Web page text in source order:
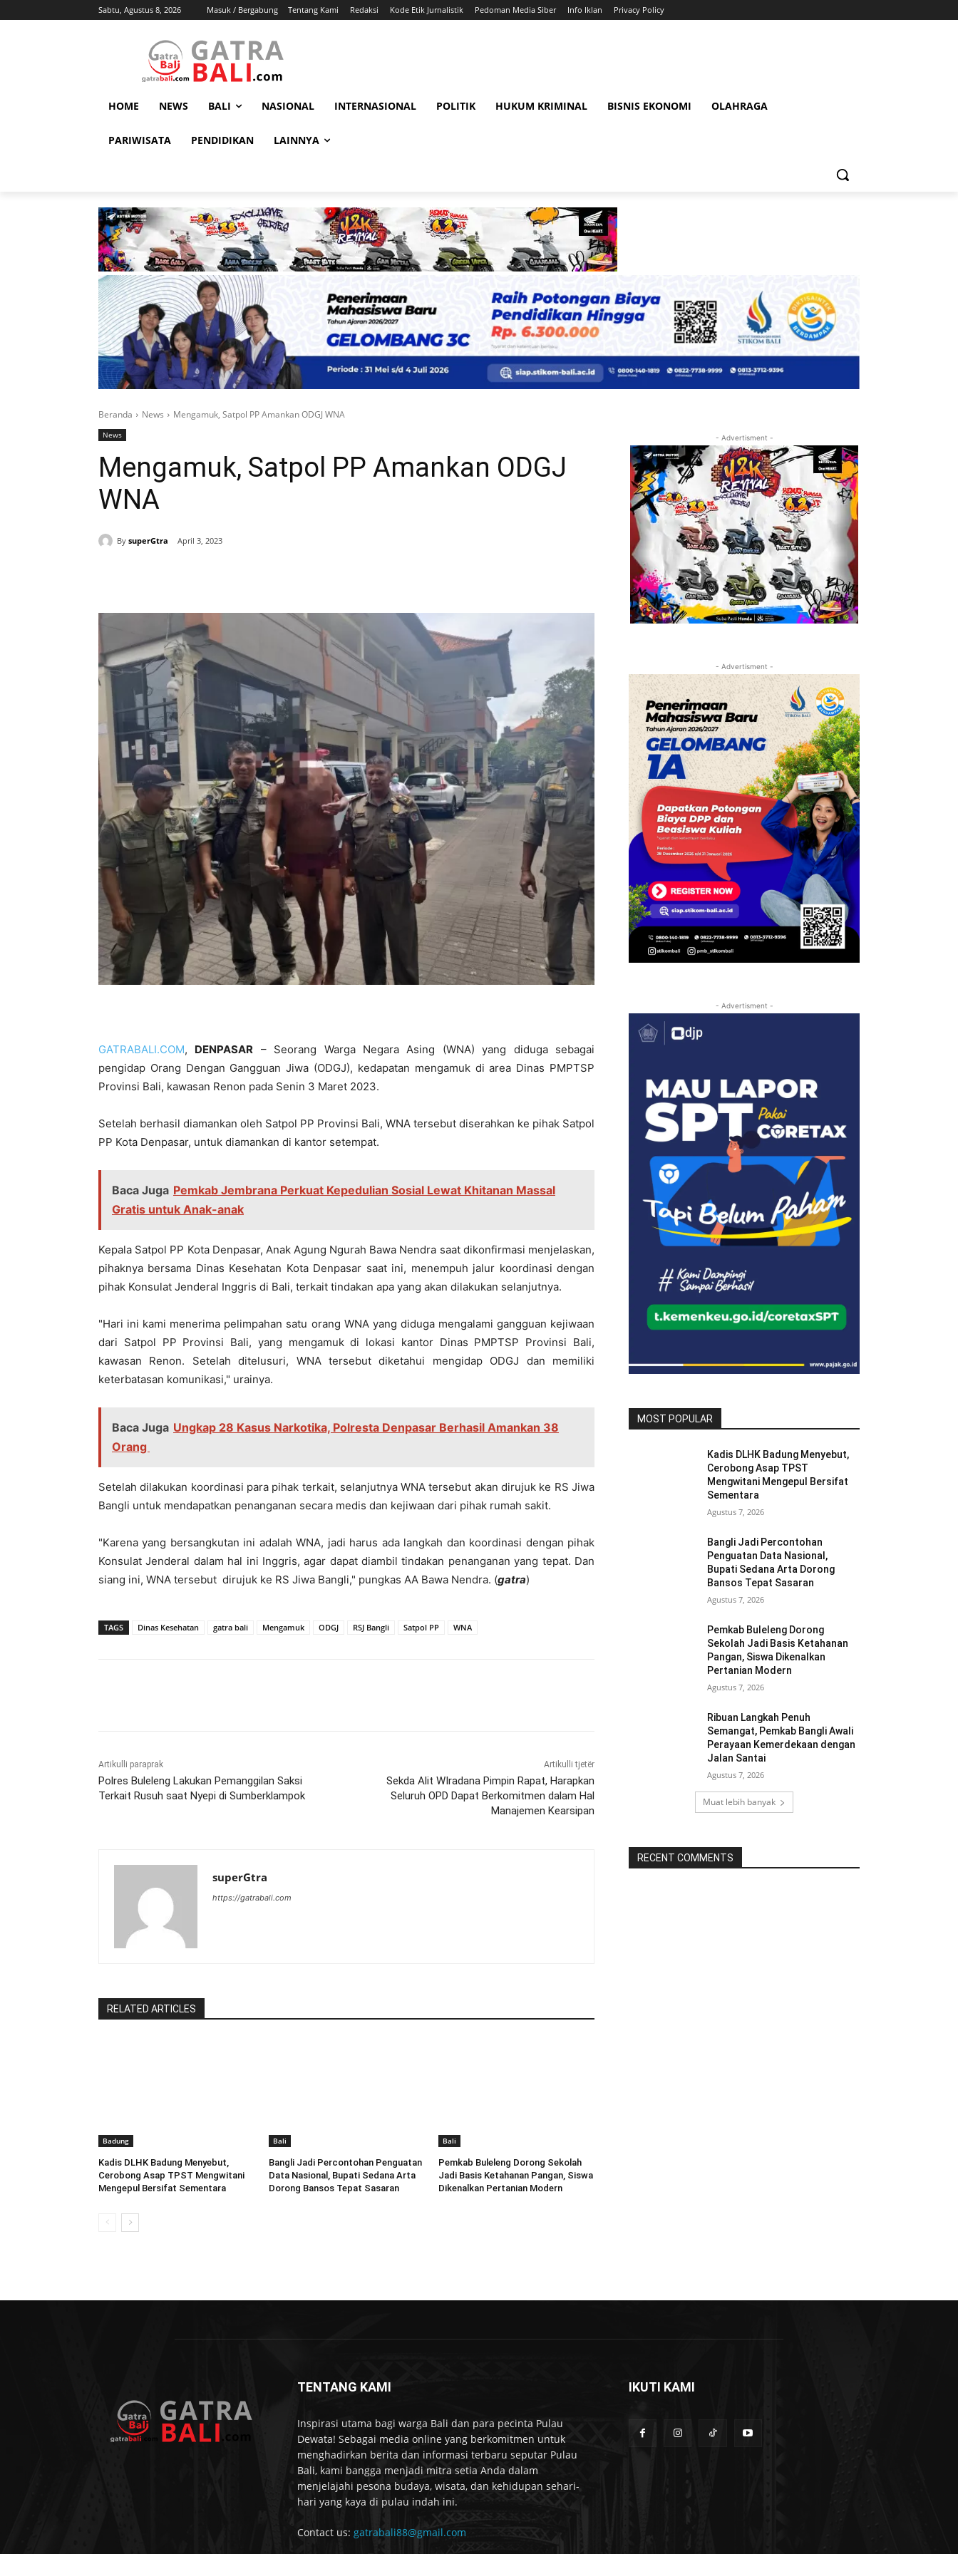
Sabtu, Agustus 8, 2026 Masuk / Bergabung Tentang Kami Redaksi Kode Etik Jurnalistik Pedoman Media Siber Info Iklan Privacy Policy
HOME NEWS BALI NASIONAL INTERNASIONAL POLITIK HUKUM KRIMINAL BISNIS EKONOMI OLAHRAGA
PARIWISATA PENDIDIKAN LAINNYA
Beranda News Mengamuk, Satpol PP Amankan ODGJ WNA
News
Mengamuk, Satpol PP Amankan ODGJ
WNA
By superGtra April 3, 2023
GATRABALI.COM, DENPASAR – Seorang Warga Negara Asing (WNA) yang diduga sebagai
pengidap Orang Dengan Gangguan Jiwa (ODGJ), kedapatan mengamuk di area Dinas PMPTSP
Provinsi Bali, kawasan Renon pada Senin 3 Maret 2023.
Setelah berhasil diamankan oleh Satpol PP Provinsi Bali, WNA tersebut diserahkan ke pihak Satpol
PP Kota Denpasar, untuk diamankan di kantor setempat.
Baca Juga Pemkab Jembrana Perkuat Kepedulian Sosial Lewat Khitanan Massal
Gratis untuk Anak-anak
Kepala Satpol PP Kota Denpasar, Anak Agung Ngurah Bawa Nendra saat dikonfirmasi menjelaskan,
pihaknya bersama Dinas Kesehatan Kota Denpasar saat ini, menempuh jalur koordinasi dengan
pihak Konsulat Jenderal Inggris di Bali, terkait tindakan apa yang akan dilakukan selanjutnya.
"Hari ini kami menerima pelimpahan satu orang WNA yang diduga mengalami gangguan kejiwaan
dari Satpol PP Provinsi Bali, yang mengamuk di lokasi kantor Dinas PMPTSP Provinsi Bali,
kawasan Renon. Setelah ditelusuri, WNA tersebut diketahui mengidap ODGJ dan memiliki
keterbatasan komunikasi," urainya.
Baca Juga Ungkap 28 Kasus Narkotika, Polresta Denpasar Berhasil Amankan 38
Orang
Setelah dilakukan koordinasi para pihak terkait, selanjutnya WNA tersebut akan dirujuk ke RS Jiwa
Bangli untuk mendapatkan penanganan secara medis dan kejiwaan dari pihak rumah sakit.
"Karena yang bersangkutan ini adalah WNA, jadi harus ada langkah dan koordinasi dengan pihak
Konsulat Jenderal dalam hal ini Inggris, agar dapat diambil tindakan penanganan yang tepat. Dan
siang ini, WNA tersebut dirujuk ke RS Jiwa Bangli," pungkas AA Bawa Nendra. (gatra)
TAGS Dinas Kesehatan gatra bali Mengamuk ODGJ RSJ Bangli Satpol PP WNA
Artikulli paraprak
Polres Buleleng Lakukan Pemanggilan Saksi
Terkait Rusuh saat Nyepi di Sumberklampok
Artikulli tjetër
Sekda Alit WIradana Pimpin Rapat, Harapkan
Seluruh OPD Dapat Berkomitmen dalam Hal
Manajemen Kearsipan
superGtra
https://gatrabali.com
RELATED ARTICLES
Badung
Kadis DLHK Badung Menyebut,
Cerobong Asap TPST Mengwitani
Mengepul Bersifat Sementara
Bali
Bangli Jadi Percontohan Penguatan
Data Nasional, Bupati Sedana Arta
Dorong Bansos Tepat Sasaran
Bali
Pemkab Buleleng Dorong Sekolah
Jadi Basis Ketahanan Pangan, Siswa
Dikenalkan Pertanian Modern
- Advertisment -
- Advertisment -
- Advertisment -
MOST POPULAR
Kadis DLHK Badung Menyebut,
Cerobong Asap TPST
Mengwitani Mengepul Bersifat
Sementara
Agustus 7, 2026
Bangli Jadi Percontohan
Penguatan Data Nasional,
Bupati Sedana Arta Dorong
Bansos Tepat Sasaran
Agustus 7, 2026
Pemkab Buleleng Dorong
Sekolah Jadi Basis Ketahanan
Pangan, Siswa Dikenalkan
Pertanian Modern
Agustus 7, 2026
Ribuan Langkah Penuh
Semangat, Pemkab Bangli Awali
Perayaan Kemerdekaan dengan
Jalan Santai
Agustus 7, 2026
Muat lebih banyak
RECENT COMMENTS
TENTANG KAMI
Inspirasi utama bagi warga Bali dan para pecinta Pulau
Dewata! Sebagai media online yang berkomitmen untuk
menghadirkan berita dan informasi terbaru seputar Pulau
Bali, kami bangga menjadi mitra setia Anda dalam
menjelajahi pesona budaya, wisata, dan kehidupan sehari-
hari yang kaya di pulau indah ini.
Contact us: gatrabali88@gmail.com
IKUTI KAMI